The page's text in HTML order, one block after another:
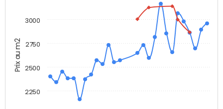
Prix au m2
2250
2500
2750
3000